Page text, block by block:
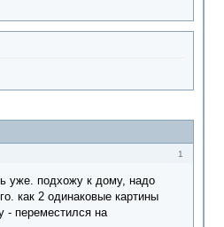
1
уже. подхожу к дому, надо
как 2 одинаковые картины
- переместился на